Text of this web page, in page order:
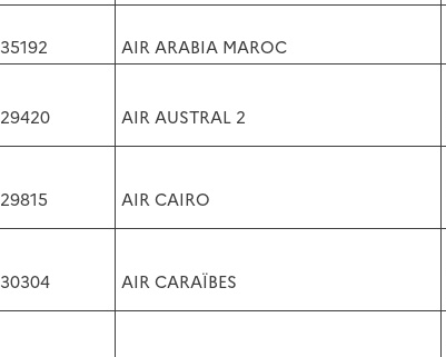
35192 AIR ARABIA MAROC
29420 AIR AUSTRAL 2
29815 AIR CAIRO
30304 AIR CARAÏBES